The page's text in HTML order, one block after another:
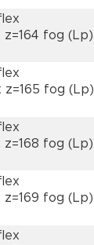
z=164 fog (Lp)
z=165 fog (Lp)
z=168 fog (Lp)
z=169 fog (Lp)